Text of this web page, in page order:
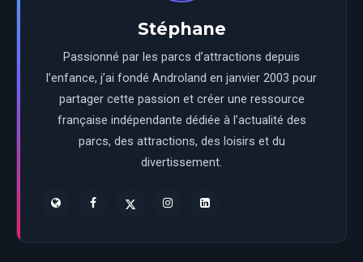
Stéphane
Passionné par les parcs d’attractions depuis
l’enfance, j’ai fondé Androland en janvier 2003 pour
partager cette passion et créer une ressource
française indépendante dédiée à l’actualité des
parcs, des attractions, des loisirs et du
divertissement.